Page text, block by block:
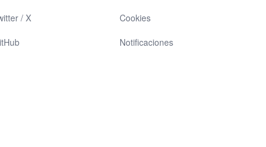
/ X
Cookies
Notificaciones